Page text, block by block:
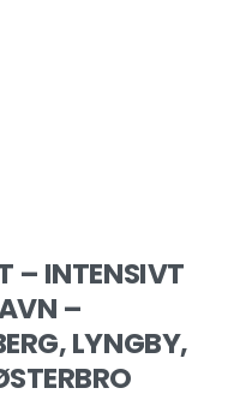
– INTENSIVT
–
LYNGBY,